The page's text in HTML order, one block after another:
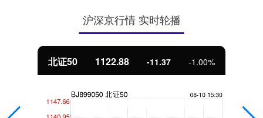
沪深京行情 实时轮播
北证50 1122.88 -11.37 -1.00%